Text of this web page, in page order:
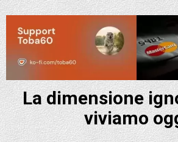
La dimensione
viviamo